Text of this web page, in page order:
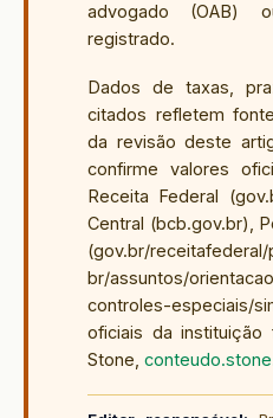
advogado (OAB)
registrado.
Dados de taxas,
citados refletem
da revisão deste
confirme valores
Receita Federal
Central (bcb.gov.br),
(gov.br/
br/assuntos/
controles-especiais/
oficiais da
Stone,